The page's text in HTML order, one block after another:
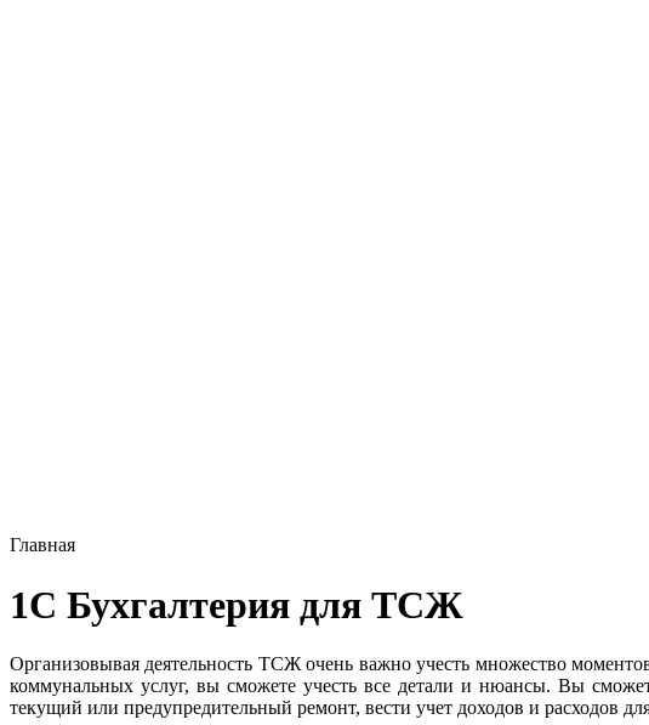
Главная
1С Бухгалтерия для ТСЖ
Организовывая деятельность ТСЖ очень важно учесть множество
коммунальных услуг, вы сможете учесть все детали и нюансы. Вы
текущий или предупредительный ремонт, вести учет доходов и расходов